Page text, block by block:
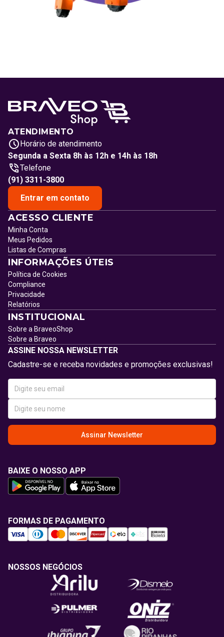
ATENDIMENTO
Horário de atendimento
Segunda a Sexta 8h às 12h e 14h às 18h
Telefone
(91) 3311-3800
Entrar em contato
ACESSO CLIENTE
Minha Conta
Meus Pedidos
Listas de Compras
INFORMAÇÕES ÚTEIS
Política de Cookies
Compliance
Privacidade
Relatórios
INSTITUCIONAL
Sobre a BraveoShop
Sobre a Braveo
ASSINE NOSSA NEWSLETTER
Cadastre-se e receba novidades e promoções exclusivas!
Assinar Newsletter
BAIXE O NOSSO APP
FORMAS DE PAGAMENTO
NOSSOS NEGÓCIOS